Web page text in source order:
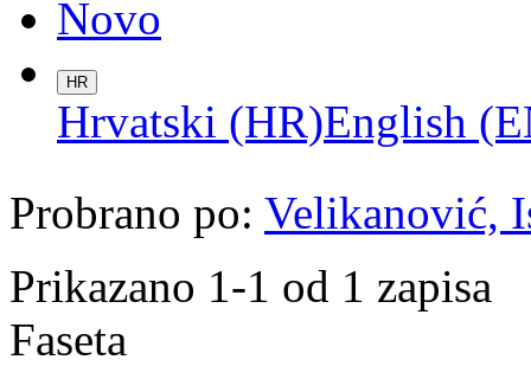
Novo
HR
Hrvatski (HR)English
Probrano po: Velikanović,
Prikazano 1-1 od 1 zapisa
Faseta